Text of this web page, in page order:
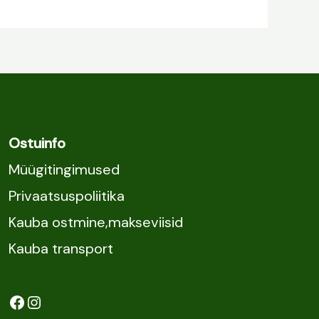
Ostuinfo
Müügitingimused
Privaatsuspoliitika
Kauba ostmine,makseviisid
Kauba transport